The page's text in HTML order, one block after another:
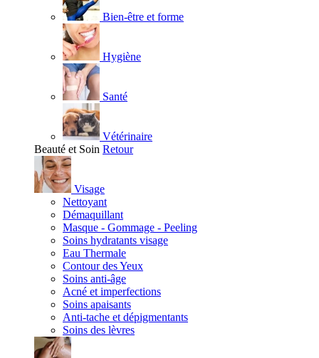
Bien-être et forme
Hygiène
Santé
Vétérinaire
Beauté et Soin Retour
Visage
Nettoyant
Démaquillant
Masque - Gommage - Peeling
Soins hydratants visage
Eau Thermale
Contour des Yeux
Soins anti-âge
Acné et imperfections
Soins apaisants
Anti-tache et dépigmentants
Soins des lèvres